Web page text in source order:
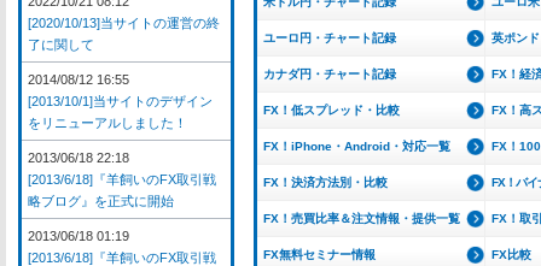
ユーロ円・チャート記録 英ポン
カナダ円・チャート記録 FX！経
FX！低スプレッド・比較 FX！高
FX！iPhone・Android・対応一覧 FX！
FX！決済方法別・比較 FX！バイ
FX！売買比率＆注文情報・提供一覧 FX！取
FX無料セミナー情報 FX比較
[2020/10/13]当サイトの運営の終
了に関して
2014/08/12 16:55
[2013/10/1]当サイトのデザイン
をリニューアルしました！
2013/06/18 22:18
[2013/6/18]『羊飼いのFX取引戦
略ブログ』を正式に開始
2013/06/18 01:19
[2013/6/18]『羊飼いのFX取引戦